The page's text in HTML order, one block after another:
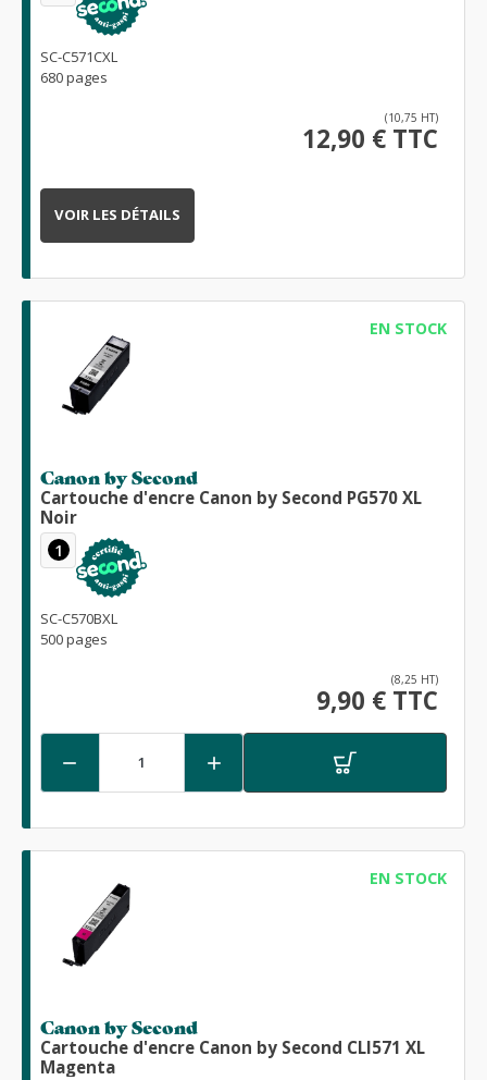
SC-C571CXL
680 pages
(10,75 HT)
12,90 € TTC
VOIR LES DÉTAILS
EN STOCK
Canon by Second
Cartouche d'encre Canon by Second PG570 XL
Noir
1
SC-C570BXL
500 pages
(8,25 HT)
9,90 € TTC
 
EN STOCK
Canon by Second
Cartouche d'encre Canon by Second CLI571 XL
Magenta